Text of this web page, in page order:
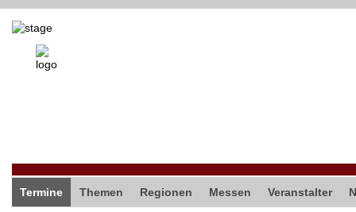
Termine Themen Regionen Messen Veranstalter